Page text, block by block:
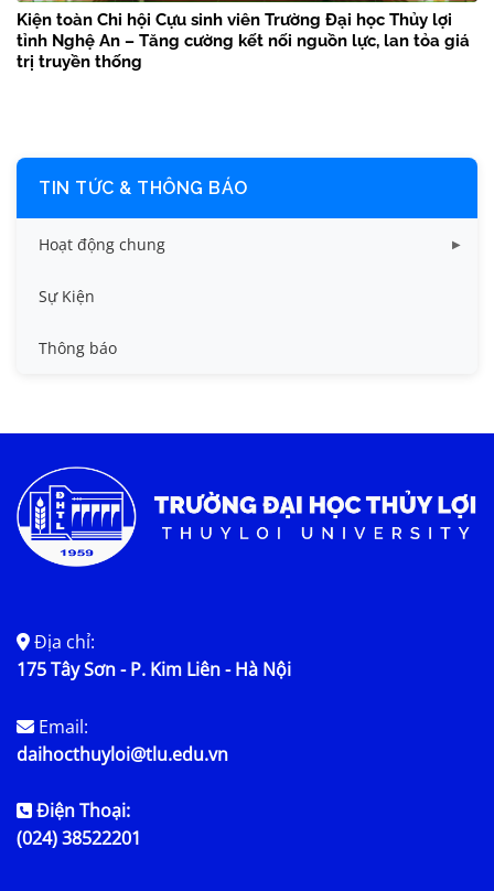
Kiện toàn Chi hội Cựu sinh viên Trường Đại học Thủy lợi
tỉnh Nghệ An – Tăng cường kết nối nguồn lực, lan tỏa giá
trị truyền thống
TIN TỨC & THÔNG BÁO
Hoạt động chung
Tin công tác sinh viên
Tin đào tạo
Tin tức chung
Sự Kiện
Thông báo
Địa chỉ:
175 Tây Sơn - P. Kim Liên - Hà Nội
Email:
daihocthuyloi@tlu.edu.vn
Điện Thoại:
(024) 38522201